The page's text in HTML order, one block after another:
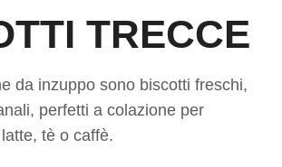
TRECCE
da inzuppo sono biscotti freschi,
perfetti a colazione per
tè o caffè.